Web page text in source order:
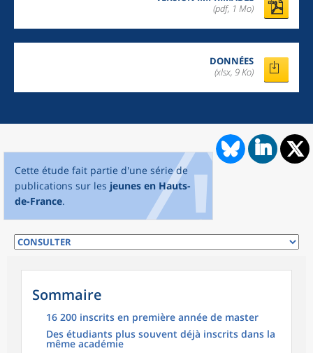
(pdf, 1 Mo)
DONNÉES
(xlsx, 9 Ko)
Cette étude fait partie d'une série de
publications sur les jeunes en Hauts-
de-France.
Sommaire
16 200 inscrits en première année de master
Des étudiants plus souvent déjà inscrits dans la
même académie